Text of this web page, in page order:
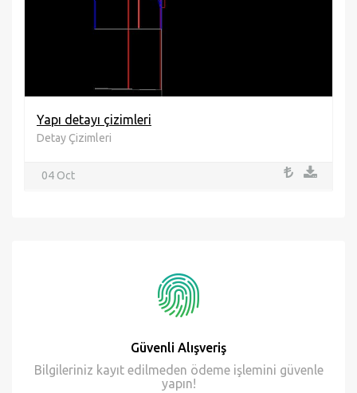
Yapı detayı çizimleri
Detay Çizimleri
04 Oct
Güvenli Alışveriş
Bilgileriniz kayıt edilmeden ödeme işlemini güvenle
yapın!